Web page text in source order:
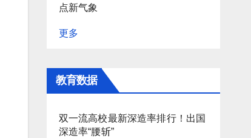
点新气象
更多
教育数据
双一流高校最新深造率排行！出国
深造率“腰斩”